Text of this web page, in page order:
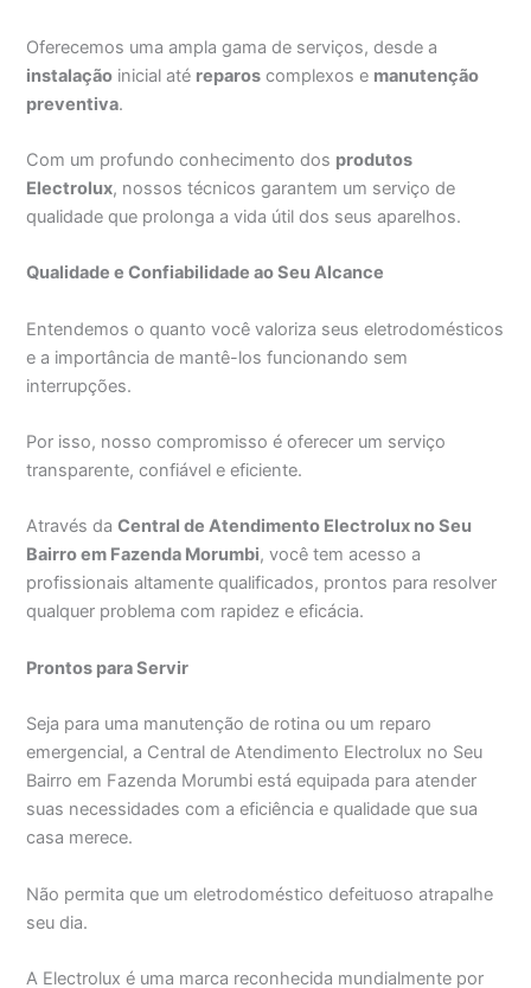
Oferecemos uma ampla gama de serviços, desde a
instalação inicial até reparos complexos e manutenção
preventiva.
Com um profundo conhecimento dos produtos
Electrolux, nossos técnicos garantem um serviço de
qualidade que prolonga a vida útil dos seus aparelhos.
Qualidade e Confiabilidade ao Seu Alcance
Entendemos o quanto você valoriza seus eletrodomésticos
e a importância de mantê-los funcionando sem
interrupções.
Por isso, nosso compromisso é oferecer um serviço
transparente, confiável e eficiente.
Através daCentral de Atendimento Electrolux no Seu
Bairro em Fazenda Morumbi, você tem acesso a
profissionais altamente qualificados, prontos para resolver
qualquer problema com rapidez e eficácia.
Prontos para Servir
Seja para uma manutenção de rotina ou um reparo
emergencial, a Central de Atendimento Electrolux no Seu
Bairro em Fazenda Morumbi está equipada para atender
suas necessidades com a eficiência e qualidade que sua
casa merece.
Não permita que um eletrodoméstico defeituoso atrapalhe
seu dia.
A Electrolux é uma marca reconhecida mundialmente por